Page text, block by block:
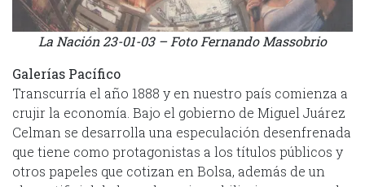
La Nación 23-01-03 – Foto Fernando Massobrio
Galerías Pacífico
Transcurría el año 1888 y en nuestro país comienza a
crujir la economía. Bajo el gobierno de Miguel Juárez
Celman se desarrolla una especulación desenfrenada
que tiene como protagonistas a los títulos públicos y
otros papeles que cotizan en Bolsa, además de un